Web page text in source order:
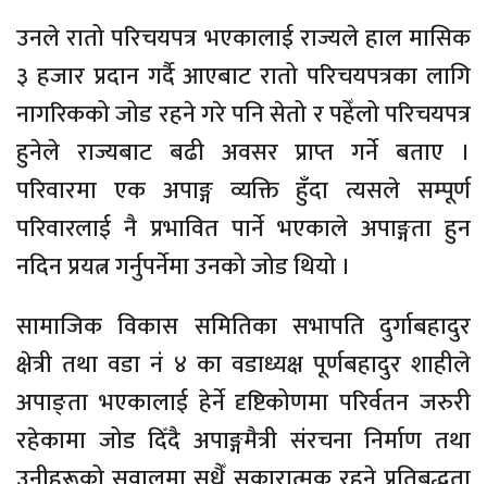
उनले रातो परिचयपत्र भएकालाई राज्यले हाल मासिक
३ हजार प्रदान गर्दै आएबाट रातो परिचयपत्रका लागि
नागरिकको जोड रहने गरे पनि सेतो र पहेँलो परिचयपत्र
हुनेले राज्यबाट बढी अवसर प्राप्त गर्ने बताए ।
परिवारमा एक अपाङ्ग व्यक्ति हुँदा त्यसले सम्पूर्ण
परिवारलाई नै प्रभावित पार्ने भएकाले अपाङ्गता हुन
नदिन प्रयत्न गर्नुपर्नेमा उनको जोड थियो ।
सामाजिक विकास समितिका सभापति दुर्गाबहादुर
क्षेत्री तथा वडा नं ४ का वडाध्यक्ष पूर्णबहादुर शाहीले
अपाङ्ता भएकालाई हेर्ने दृष्टिकोणमा परिर्वतन जरुरी
रहेकामा जोड दिँदै अपाङ्गमैत्री संरचना निर्माण तथा